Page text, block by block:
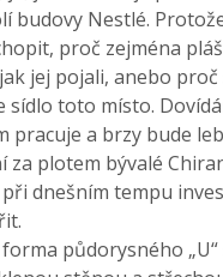
budovy Nestlé.
proč zejména
jej pojali, anebo proč
sídlo toto místo.
pracuje a brzy bude
za plotem bývalé
při dnešním tempu
půdorysného